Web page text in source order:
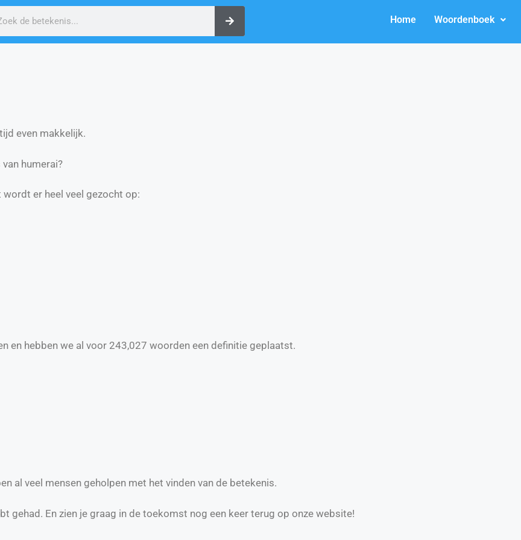
Home Woordenboek
even makkelijk.
humerai?
er heel veel gezocht op:
en hebben we al voor 243,027 woorden een definitie geplaatst.
al veel mensen geholpen met het vinden van de betekenis.
gehad. En zien je graag in de toekomst nog een keer terug op onze website!